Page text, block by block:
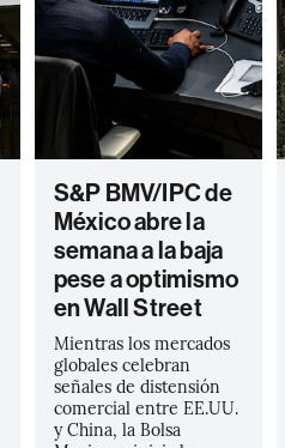
S&P BMV/IPC de
México abre la
semana a la baja
pese a optimismo
en Wall Street
Mientras los mercados
globales celebran
señales de distensión
comercial entre EE.UU.
y China, la Bolsa